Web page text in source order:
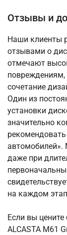
Отзывы и
Наши клиенты
отзывами о
отмечают
повреждениям,
сочетание
Один из
установки
значительно
автомобилей».
даже при
на каждом
Если вы цените
ALCASTA M61